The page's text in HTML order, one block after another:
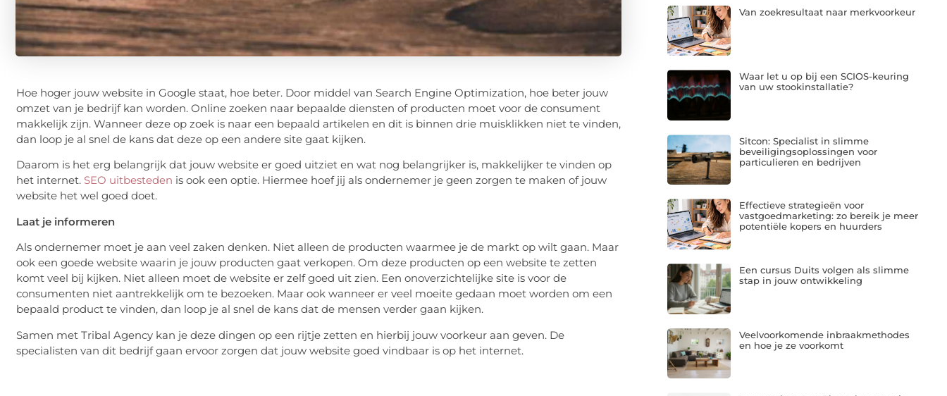
Hoe hoger jouw website in Google staat, hoe beter. Door middel van Search Engine Optimization, hoe beter jouw
omzet van je bedrijf kan worden. Online zoeken naar bepaalde diensten of producten moet voor de consument
makkelijk zijn. Wanneer deze op zoek is naar een bepaald artikelen en dit is binnen drie muisklikken niet te vinden,
dan loop je al snel de kans dat deze op een andere site gaat kijken.
Daarom is het erg belangrijk dat jouw website er goed uitziet en wat nog belangrijker is, makkelijker te vinden op
het internet. SEO uitbesteden is ook een optie. Hiermee hoef jij als ondernemer je geen zorgen te maken of jouw
website het wel goed doet.
Laat je informeren
Als ondernemer moet je aan veel zaken denken. Niet alleen de producten waarmee je de markt op wilt gaan. Maar
ook een goede website waarin je jouw producten gaat verkopen. Om deze producten op een website te zetten
komt veel bij kijken. Niet alleen moet de website er zelf goed uit zien. Een onoverzichtelijke site is voor de
consumenten niet aantrekkelijk om te bezoeken. Maar ook wanneer er veel moeite gedaan moet worden om een
bepaald product te vinden, dan loop je al snel de kans dat de mensen verder gaan kijken.
Samen met Tribal Agency kan je deze dingen op een rijtje zetten en hierbij jouw voorkeur aan geven. De
specialisten van dit bedrijf gaan ervoor zorgen dat jouw website goed vindbaar is op het internet.
Van zoekresultaat naar merkvoorkeur
Waar let u op bij een SCIOS-keuring
van uw stookinstallatie?
Sitcon: Specialist in slimme
beveiligingsoplossingen voor
particulieren en bedrijven
Effectieve strategieën voor
vastgoedmarketing: zo bereik je meer
potentiële kopers en huurders
Een cursus Duits volgen als slimme
stap in jouw ontwikkeling
Veelvoorkomende inbraakmethodes
en hoe je ze voorkomt